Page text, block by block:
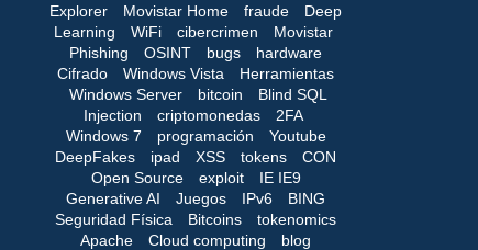
Explorer
Movistar Home fraude
Deep
Learning
WiFi cibercrimen
Movistar
Phishing
OSINT bugs
hardware
Cifrado
Windows Vista
Herramientas
Windows Server
bitcoin
Blind SQL
Injection
criptomonedas
2FA
Windows 7
programación
Youtube
DeepFakes
ipad XSS tokens
CON
Open Source
exploit
IE IE9
Generative AI
Juegos IPv6
BING
Seguridad Física
Bitcoins
tokenomics
Apache
Cloud computing
blog